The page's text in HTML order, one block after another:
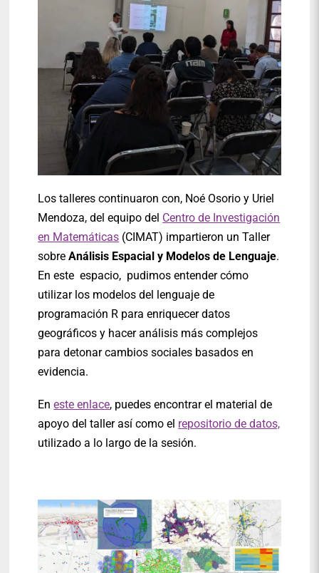
Los talleres continuaron con, Noé Osorio y Uriel
Mendoza, del equipo del Centro de Investigación
en Matemáticas (CIMAT) impartieron un Taller
sobreAnálisis Espacial y Modelos de Lenguaje.
En este espacio, pudimos entender cómo
utilizar los modelos del lenguaje de
programación R para enriquecer datos
geográficos y hacer análisis más complejos
para detonar cambios sociales basados en
evidencia.
Eneste enlace, puedes encontrar el material de
apoyo del taller así como el repositorio de datos,
utilizado a lo largo de la sesión.